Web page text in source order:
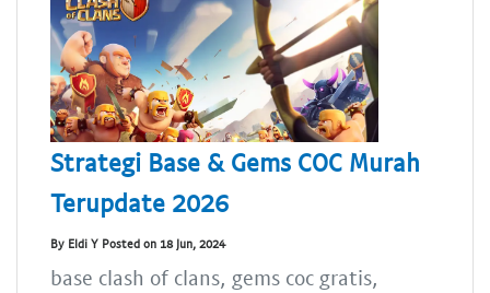
Strategi Base & Gems COC Murah
Terupdate 2026
By Eldi Y Posted on 18 Jun, 2024
base clash of clans, gems coc gratis,